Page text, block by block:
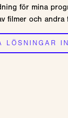
för mina
filmer och andra
LÖSNINGAR